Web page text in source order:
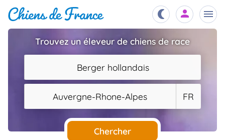
Chiots
Éleveurs
Étalons
Trouvez un éleveur de chiens de race
Berger hollandais
Auvergne-Rhone-Alpes FR
Chercher